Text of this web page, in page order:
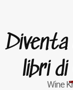
libri di
Wine